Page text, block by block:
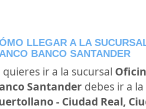
LLEGAR A LA
BANCO SANTANDER
quieres ir a la sucursal
Santander debes ir a
- Ciudad Real,